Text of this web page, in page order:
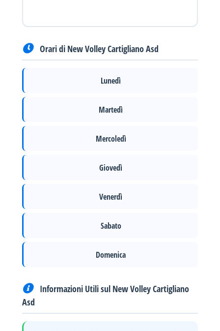
Orari di New Volley Cartigliano Asd
Lunedì
Martedì
Mercoledì
Giovedì
Venerdì
Sabato
Domenica
Informazioni Utili sul New Volley Cartigliano
Asd